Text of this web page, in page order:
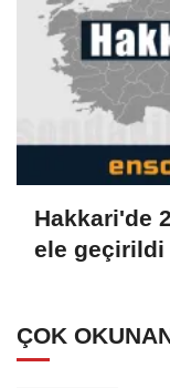
Hakkari'de
ele geçirildi
ÇOK